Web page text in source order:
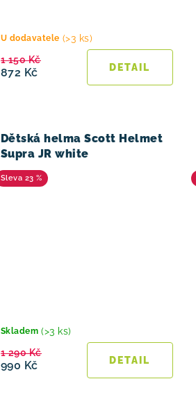
U dodavatele (>3 ks)
872 Kč
1 150 Kč
Dětská helma Scott Helmet
Supra JR white
23 %
Skladem (>3 ks)
990 Kč
1 290 Kč